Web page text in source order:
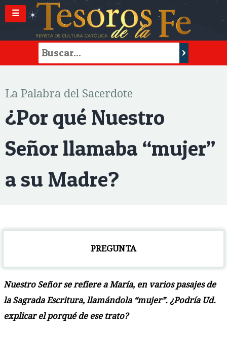
☰
La Palabra del Sacerdote
¿Por qué Nuestro
Señor llamaba “mujer”
a su Madre?
PREGUNTA
Nuestro Señor se refiere a María, en varios pasajes de
la Sagrada Escritura, llamándola “mujer”. ¿Podría Ud.
explicar el porqué de ese trato?